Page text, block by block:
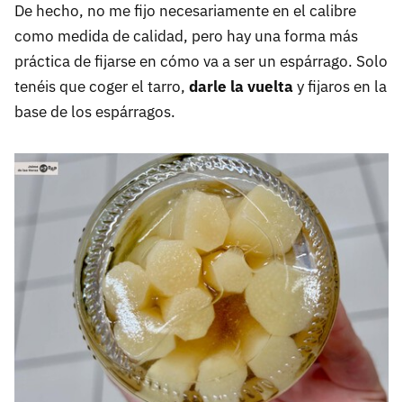
De hecho, no me fijo necesariamente en el calibre
como medida de calidad, pero hay una forma más
práctica de fijarse en cómo va a ser un espárrago. Solo
tenéis que coger el tarro, darle la vueltay fijaros en la
base de los espárragos.